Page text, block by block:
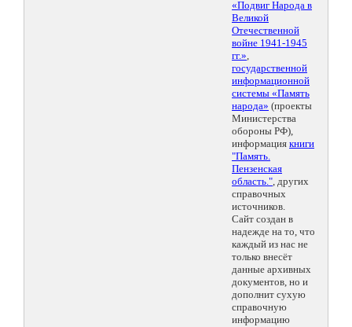
«Подвиг Народа в
Великой
Отечественной
войне 1941-1945
гг.»,
государственной
информационной
системы «Память
народа» (проекты
Министерства
обороны РФ),
информация книги
"Память.
Пензенская
область.", других
справочных
источников.
Сайт создан в
надежде на то, что
каждый из нас не
только внесёт
данные архивных
документов, но и
дополнит сухую
справочную
информацию